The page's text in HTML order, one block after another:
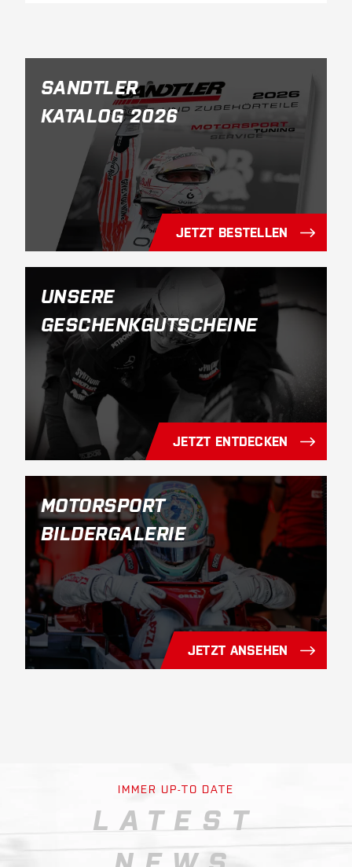
SANDTLER
KATALOG 2026
JETZT BESTELLEN
UNSERE
GESCHENKGUTSCHEINE
JETZT ENTDECKEN
MOTORSPORT
BILDERGALERIE
JETZT ANSEHEN
IMMER UP-TO DATE
LATEST